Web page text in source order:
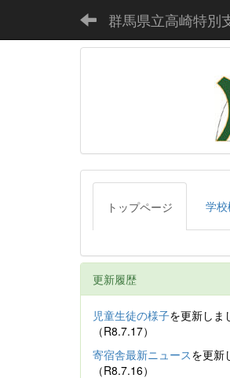
群馬県立高崎特別
トップページ 学
更新履歴
児童生徒の様子を更新しま
（R8.7.17）
寄宿舎最新ニュースを更新
（R8.7.16）